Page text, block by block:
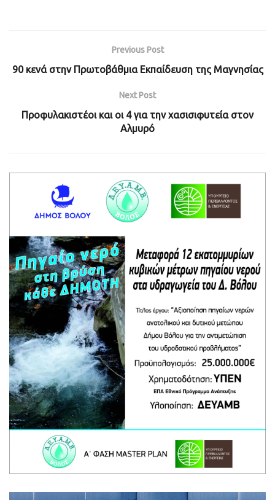
Previous Post
90 κενά στην Πρωτοβάθμια Εκπαίδευση της Μαγνησίας
Next Post
Προφυλακιστέοι και οι 4 για την χασισιφυτεία στον
Αλμυρό